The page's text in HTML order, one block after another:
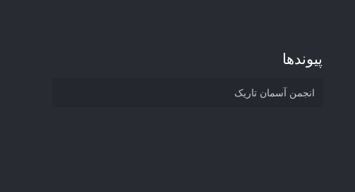
پیوند‌ها
انجمن آسمان تاریک